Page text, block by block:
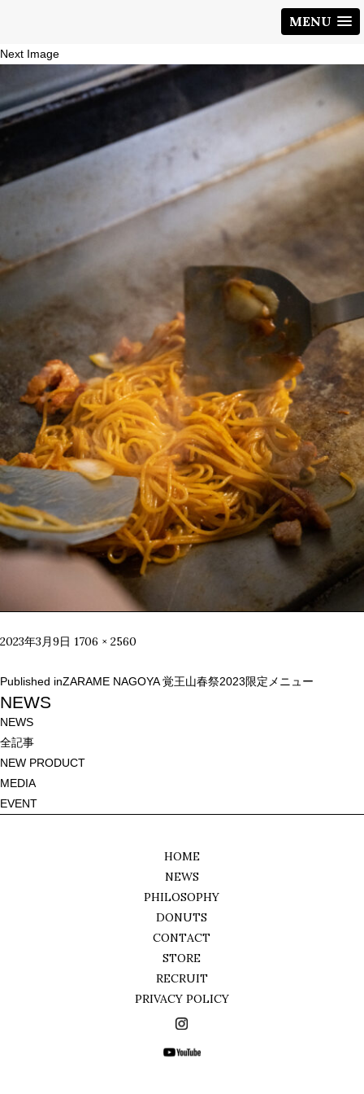
MENU
Next Image
Posted
2023年3月9日 Full
1706 × 2560
投
稿
ナ
ビ
ゲ
ー
シ
Published inZARAME NAGOYA 覚王山春祭2023限定メニュー
NEWS
NEWS
全記事
NEW PRODUCT
MEDIA
EVENT
HOME
NEWS
PHILOSOPHY
DONUTS
CONTACT
STORE
RECRUIT
PRIVACY POLICY